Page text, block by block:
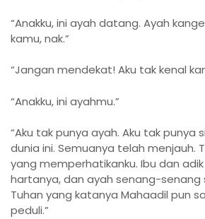
“Anakku, ini ayah datang. Ayah
kamu, nak.”
“Jangan mendekat! Aku tak kenal
“Anakku, ini ayahmu.”
“Aku tak punya ayah. Aku tak punya
dunia ini. Semuanya telah menjauh.
yang memperhatikanku. Ibu dan
hartanya, dan ayah senang-senang
Tuhan yang katanya Mahaadil pun
peduli.”